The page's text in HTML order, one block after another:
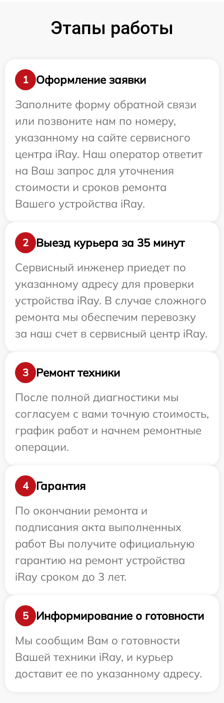
Этапы работы
1
Оформление заявки
Заполните форму обратной связи
или позвоните нам по номеру,
указанному на сайте сервисного
центра iRay. Наш оператор ответит
на Ваш запрос для уточнения
стоимости и сроков ремонта
Вашего устройства iRay.
2
Выезд курьера за 35 минут
Сервисный инженер приедет по
указанному адресу для проверки
устройства iRay. В случае сложного
ремонта мы обеспечим перевозку
за наш счет в сервисный центр iRay.
3
Ремонт техники
После полной диагностики мы
согласуем с вами точную стоимость,
график работ и начнем ремонтные
операции.
4
Гарантия
По окончании ремонта и
подписания акта выполненных
работ Вы получите официальную
гарантию на ремонт устройства
iRay сроком до 3 лет.
5
Информирование о готовности
Мы сообщим Вам о готовности
Вашей техники iRay, и курьер
доставит ее по указанному адресу.